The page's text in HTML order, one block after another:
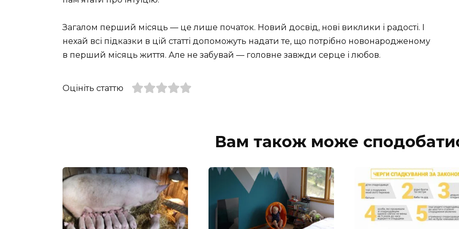
Загалом перший місяць — це лише початок. Новий досвід, нові виклики і радості. І
нехай всі підказки в цій статті допоможуть надати те, що потрібно новонародженому
в перший місяць життя. Але не забувай — головне завжди серце і любов.
Оцініть статтю
Вам також може